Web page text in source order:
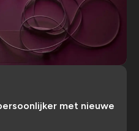
met nieuwe